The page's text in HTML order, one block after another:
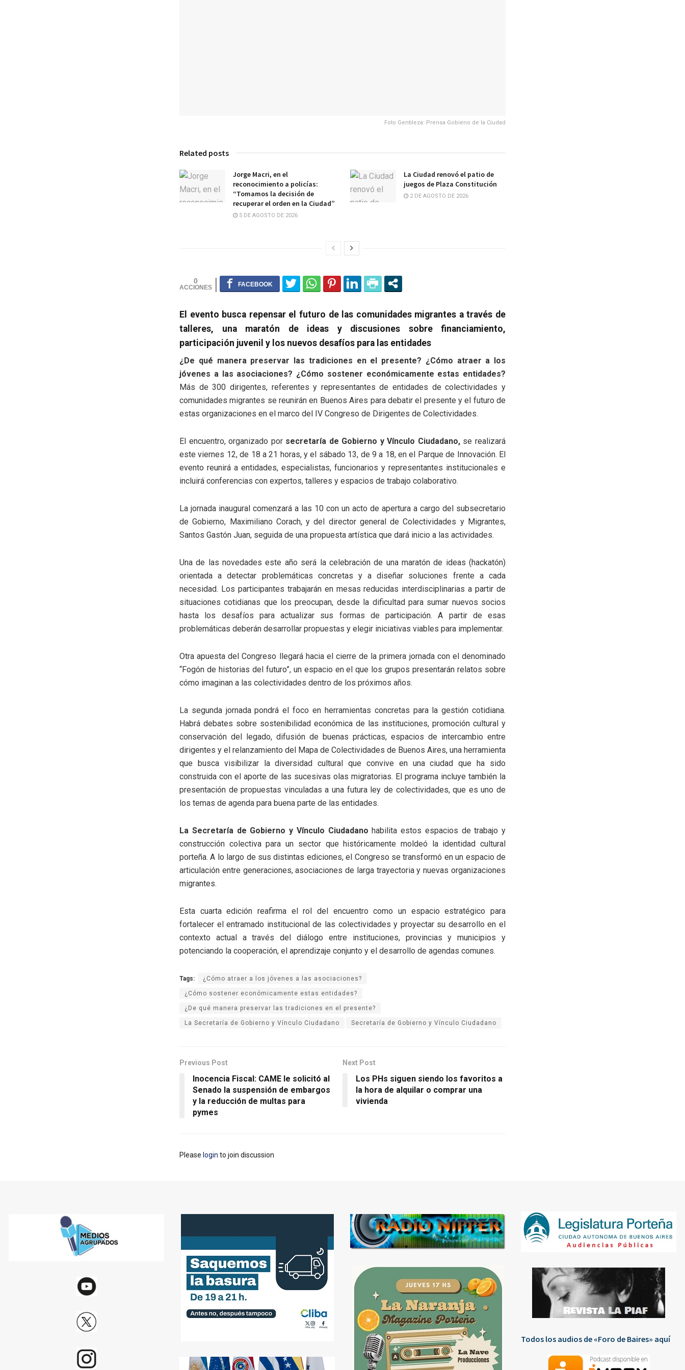
Foto Gentileza: Prensa Gobieno de la Ciudad
Related posts
Jorge Macri, en el
reconocimiento a policías:
“Tomamos la decisión de
recuperar el orden en la Ciudad”
5 DE AGOSTO DE 2026
La Ciudad renovó el patio de
juegos de Plaza Constitución
2 DE AGOSTO DE 2026
0
El evento busca repensar el futuro de las comunidades migrantes a través de
talleres, una maratón de ideas y discusiones sobre financiamiento,
participación juvenil y los nuevos desafíos para las entidades
¿De qué manera preservar las tradiciones en el presente? ¿Cómo atraer a los
jóvenes a las asociaciones? ¿Cómo sostener económicamente estas entidades?
Más de 300 dirigentes, referentes y representantes de entidades de colectividades y
comunidades migrantes se reunirán en Buenos Aires para debatir el presente y el futuro de
estas organizaciones en el marco del IV Congreso de Dirigentes de Colectividades.
El encuentro, organizado por secretaría de Gobierno y Vínculo Ciudadano,se realizará
este viernes 12, de 18 a 21 horas, y el sábado 13, de 9 a 18, en el Parque de Innovación. El
evento reunirá a entidades, especialistas, funcionarios y representantes institucionales e
incluirá conferencias con expertos, talleres y espacios de trabajo colaborativo.
La jornada inaugural comenzará a las 10 con un acto de apertura a cargo del subsecretario
de Gobierno, Maximiliano Corach, y del director general de Colectividades y Migrantes,
Santos Gastón Juan, seguida de una propuesta artística que dará inicio a las actividades.
Una de las novedades este año será la celebración de una maratón de ideas (hackatón)
orientada a detectar problemáticas concretas y a diseñar soluciones frente a cada
necesidad. Los participantes trabajarán en mesas reducidas interdisciplinarias a partir de
situaciones cotidianas que los preocupan, desde la dificultad para sumar nuevos socios
hasta los desafíos para actualizar sus formas de participación. A partir de esas
problemáticas deberán desarrollar propuestas y elegir iniciativas viables para implementar.
Otra apuesta del Congreso llegará hacia el cierre de la primera jornada con el denominado
“Fogón de historias del futuro”, un espacio en el que los grupos presentarán relatos sobre
cómo imaginan a las colectividades dentro de los próximos años.
La segunda jornada pondrá el foco en herramientas concretas para la gestión cotidiana.
Habrá debates sobre sostenibilidad económica de las instituciones, promoción cultural y
conservación del legado, difusión de buenas prácticas, espacios de intercambio entre
dirigentes y el relanzamiento del Mapa de Colectividades de Buenos Aires, una herramienta
que busca visibilizar la diversidad cultural que convive en una ciudad que ha sido
construida con el aporte de las sucesivas olas migratorias. El programa incluye también la
presentación de propuestas vinculadas a una futura ley de colectividades, que es uno de
los temas de agenda para buena parte de las entidades.
La Secretaría de Gobierno y Vínculo Ciudadano habilita estos espacios de trabajo y
construcción colectiva para un sector que históricamente moldeó la identidad cultural
porteña. A lo largo de sus distintas ediciones, el Congreso se transformó en un espacio de
articulación entre generaciones, asociaciones de larga trayectoria y nuevas organizaciones
migrantes.
Esta cuarta edición reafirma el rol del encuentro como un espacio estratégico para
fortalecer el entramado institucional de las colectividades y proyectar su desarrollo en el
contexto actual a través del diálogo entre instituciones, provincias y municipios y
potenciando la cooperación, el aprendizaje conjunto y el desarrollo de agendas comunes.
Tags: ¿Cómo atraer a los jóvenes a las asociaciones?
¿Cómo sostener económicamente estas entidades?
¿De qué manera preservar las tradiciones en el presente?
La Secretaría de Gobierno y Vínculo Ciudadano Secretaría de Gobierno y Vínculo Ciudadano
Previous Post
Inocencia Fiscal: CAME le solicitó al
Senado la suspensión de embargos
y la reducción de multas para
pymes
Next Post
Los PHs siguen siendo los favoritos a
la hora de alquilar o comprar una
vivienda
Please login to join discussion
Todos los audios de «Foro de Baires» aquí